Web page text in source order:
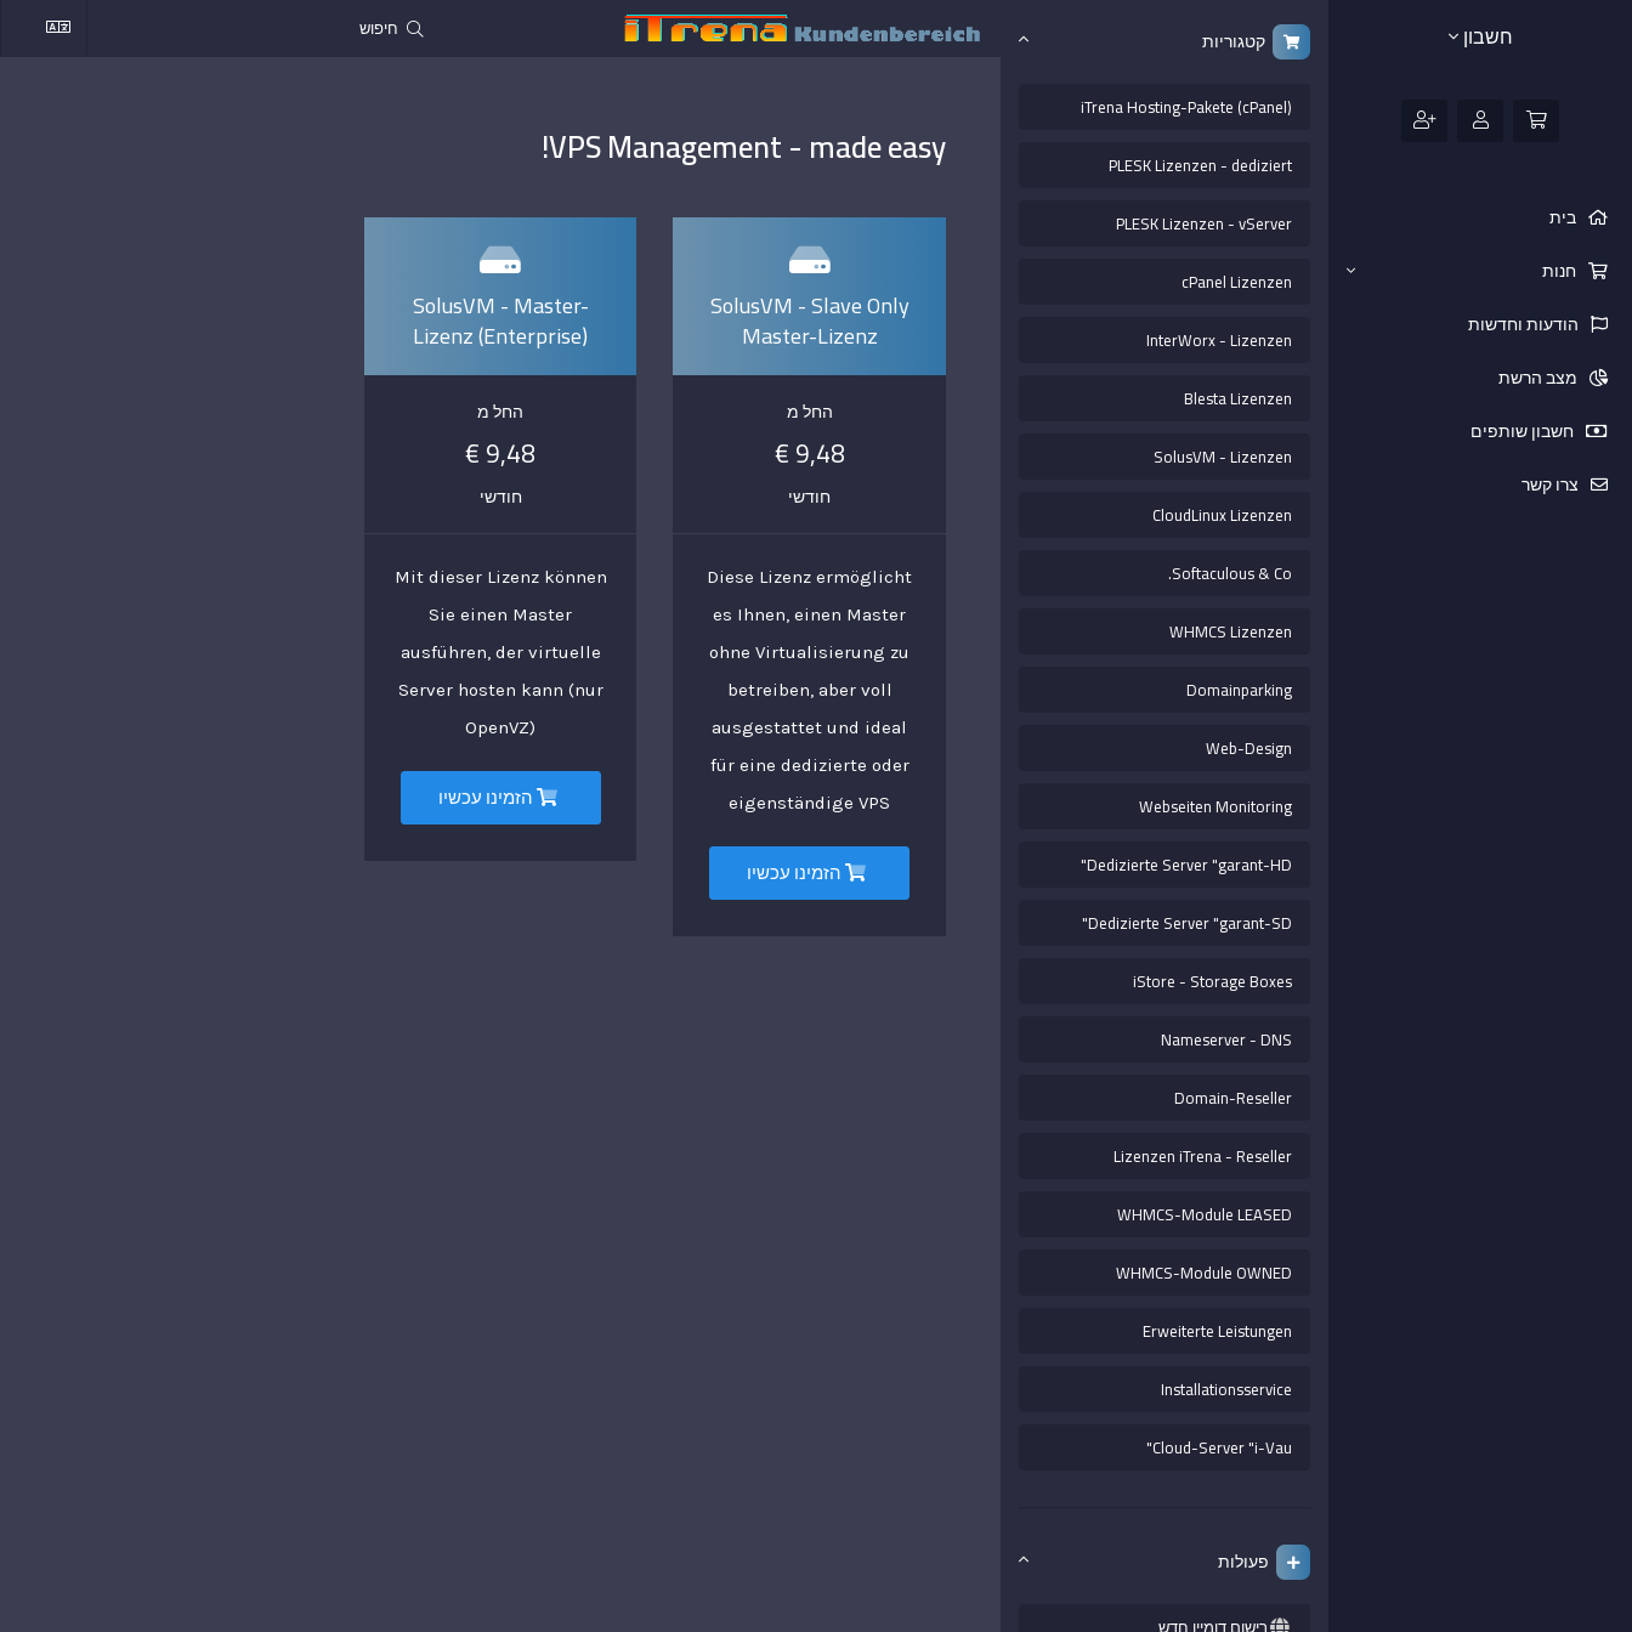
חשבון
בית
חנות
הודעות וחדשות
מצב הרשת
חשבון שותפים
צרו קשר
קטגוריות
iTrena Hosting-Pakete (cPanel)
PLESK Lizenzen - dediziert
PLESK Lizenzen - vServer
cPanel Lizenzen
InterWorx - Lizenzen
Blesta Lizenzen
SolusVM - Lizenzen
CloudLinux Lizenzen
Softaculous & Co.
WHMCS Lizenzen
Domainparking
Web-Design
Webseiten Monitoring
Dedizierte Server "garant-HD"
Dedizierte Server "garant-SD"
iStore - Storage Boxes
Nameserver - DNS
Domain-Reseller
Lizenzen iTrena - Reseller
WHMCS-Module LEASED
WHMCS-Module OWNED
Erweiterte Leistungen
Installationsservice
Cloud-Server "i-Vau"
פעולות
VPS Management - made easy!
SolusVM - Slave Only
Master-Lizenz
החל מ
9,48 €
חודשי
Diese Lizenz ermöglicht
es Ihnen, einen Master
ohne Virtualisierung zu
betreiben, aber voll
ausgestattet und ideal
für eine dedizierte oder
eigenständige VPS
הזמינו עכשיו
SolusVM - Master-
Lizenz (Enterprise)
החל מ
9,48 €
חודשי
Mit dieser Lizenz können
Sie einen Master
ausführen, der virtuelle
Server hosten kann (nur
OpenVZ)
הזמינו עכשיו